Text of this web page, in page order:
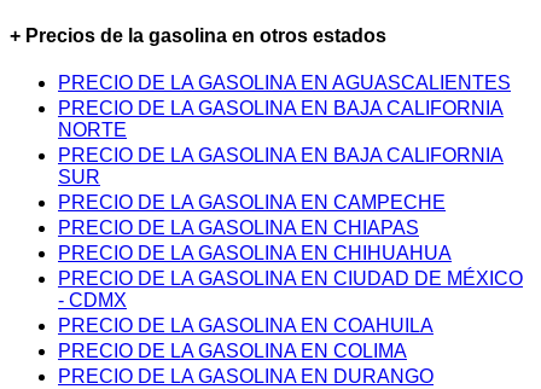
+ Precios de la gasolina en otros estados
PRECIO DE LA GASOLINA EN AGUASCALIENTES
PRECIO DE LA GASOLINA EN BAJA CALIFORNIA
NORTE
PRECIO DE LA GASOLINA EN BAJA CALIFORNIA
SUR
PRECIO DE LA GASOLINA EN CAMPECHE
PRECIO DE LA GASOLINA EN CHIAPAS
PRECIO DE LA GASOLINA EN CHIHUAHUA
PRECIO DE LA GASOLINA EN CIUDAD DE MÉXICO
- CDMX
PRECIO DE LA GASOLINA EN COAHUILA
PRECIO DE LA GASOLINA EN COLIMA
PRECIO DE LA GASOLINA EN DURANGO